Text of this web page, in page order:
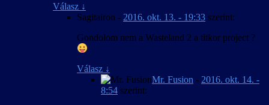
Válasz ↓
Sagitairon - 2016. okt. 13. - 19:33 szerint:
Gondolom nem a Wasteland 2 a titkor project ?
Válasz ↓
Mr. Fusion - 2016. okt. 14. -
8:54 szerint: